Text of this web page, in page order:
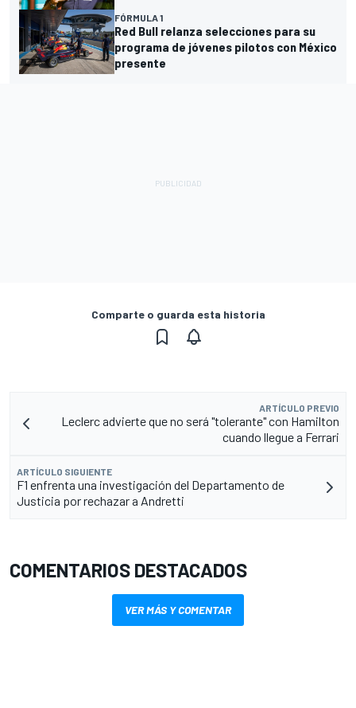
FÓRMULA 1
Red Bull relanza selecciones para su
programa de jóvenes pilotos con México
presente
Comparte o guarda esta historia
ARTÍCULO PREVIO
Leclerc advierte que no será "tolerante" con Hamilton
cuando llegue a Ferrari
ARTÍCULO SIGUIENTE
F1 enfrenta una investigación del Departamento de
Justicia por rechazar a Andretti
COMENTARIOS DESTACADOS
VER MÁS Y COMENTAR